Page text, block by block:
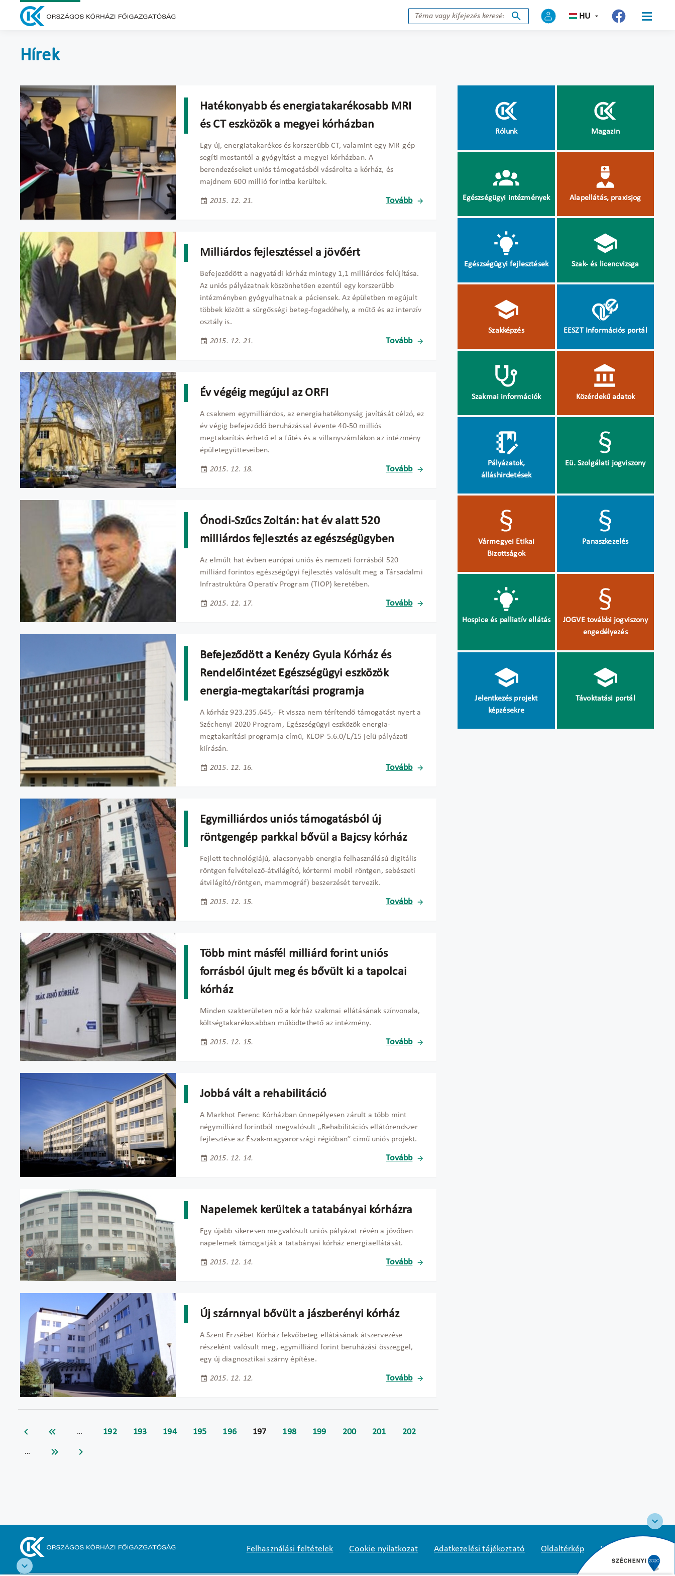
HU
Hírek
Hatékonyabb és energiatakarékosabb MRI
és CT eszközök a megyei kórházban
Egy új, energiatakarékos és korszerűbb CT, valamint egy MR-gép
segíti mostantól a gyógyítást a megyei kórházban. A
berendezéseket uniós támogatásból vásárolta a kórház, és
majdnem 600 millió forintba kerültek.
2015. 12. 21. Tovább
Milliárdos fejlesztéssel a jövőért
Befejeződött a nagyatádi kórház mintegy 1,1 milliárdos felújítása.
Az uniós pályázatnak köszönhetően ezentúl egy korszerűbb
intézményben gyógyulhatnak a páciensek. Az épületben megújult
többek között a sürgősségi beteg-fogadóhely, a műtő és az intenzív
osztály is.
2015. 12. 21. Tovább
Év végéig megújul az ORFI
A csaknem egymilliárdos, az energiahatékonyság javítását célzó, ez
év végig befejeződő beruházással évente 40-50 milliós
megtakarítás érhető el a fűtés és a villanyszámlákon az intézmény
épületegyütteseiben.
2015. 12. 18. Tovább
Ónodi-Szűcs Zoltán: hat év alatt 520
milliárdos fejlesztés az egészségügyben
Az elmúlt hat évben európai uniós és nemzeti forrásból 520
milliárd forintos egészségügyi fejlesztés valósult meg a Társadalmi
Infrastruktúra Operatív Program (TIOP) keretében.
2015. 12. 17. Tovább
Befejeződött a Kenézy Gyula Kórház és
Rendelőintézet Egészségügyi eszközök
energia-megtakarítási programja
A kórház 923.235.645,- Ft vissza nem térítendő támogatást nyert a
Széchenyi 2020 Program, Egészségügyi eszközök energia-
megtakarítási programja című, KEOP-5.6.0/E/15 jelű pályázati
kiírásán.
2015. 12. 16. Tovább
Egymilliárdos uniós támogatásból új
röntgengép parkkal bővül a Bajcsy kórház
Fejlett technológiájú, alacsonyabb energia felhasználású digitális
röntgen felvételező-átvilágító, kórtermi mobil röntgen, sebészeti
átvilágító/röntgen, mammográf) beszerzését tervezik.
2015. 12. 15. Tovább
Több mint másfél milliárd forint uniós
forrásból újult meg és bővült ki a tapolcai
kórház
Minden szakterületen nő a kórház szakmai ellátásának színvonala,
költségtakarékosabban működtethető az intézmény.
2015. 12. 15. Tovább
Jobbá vált a rehabilitáció
A Markhot Ferenc Kórházban ünnepélyesen zárult a több mint
négymilliárd forintból megvalósult „Rehabilitációs ellátórendszer
fejlesztése az Észak-magyarországi régióban” című uniós projekt.
2015. 12. 14. Tovább
Napelemek kerültek a tatabányai kórházra
Egy újabb sikeresen megvalósult uniós pályázat révén a jövőben
napelemek támogatják a tatabányai kórház energiaellátását.
2015. 12. 14. Tovább
Új szárnnyal bővült a jászberényi kórház
A Szent Erzsébet Kórház fekvőbeteg ellátásának átszervezése
részeként valósult meg, egymilliárd forint beruházási összeggel,
egy új diagnosztikai szárny építése.
2015. 12. 12. Tovább
… 192 193 194 195 196 197 198 199 200 201 202
…
Rólunk Magazin
Egészségügyi intézmények Alapellátás, praxisjog
Egészségügyi fejlesztések Szak- és licencvizsga
Szakképzés EESZT Információs portál
Szakmai információk Közérdekű adatok
Pályázatok,
álláshirdetések
Eü. Szolgálati jogviszony
Vármegyei Etikai
Bizottságok
Panaszkezelés
Hospice és palliatív ellátás
JOGVE további jogviszony
engedélyezés
Jelentkezés projekt
képzésekre
Távoktatási portál
Felhasználási feltételek Cookie nyilatkozat Adatkezelési tájékoztató Oldaltérkép Közadatkereső